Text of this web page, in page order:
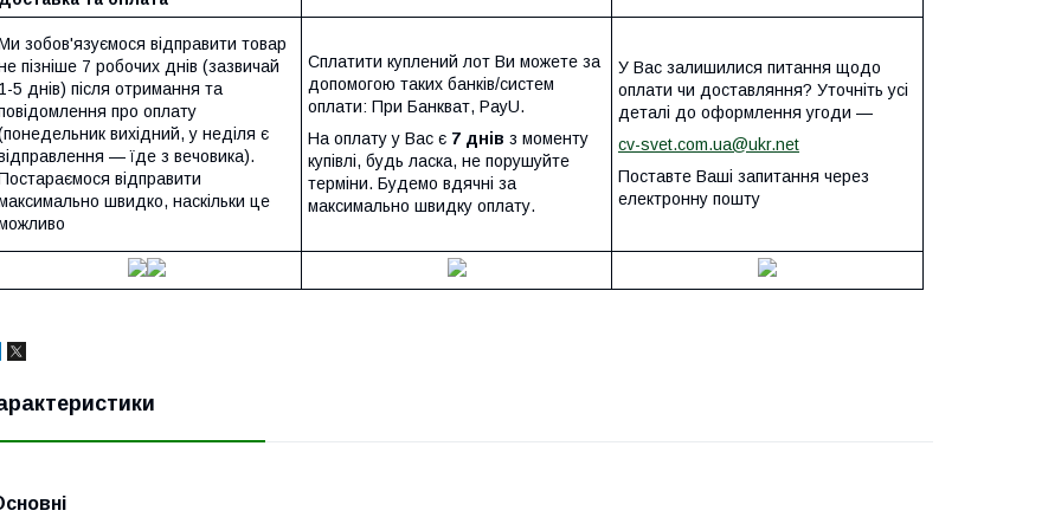
зобов'язуємося відправити товар
пізніше 7 робочих днів (зазвичай
5 днів) після отримання та
про оплату
вихідний, у неділя є
— їде з вечовика).
відправити
швидко, наскільки це
Сплатити куплений лот Ви можете за
допомогою таких банків/систем
оплати: При Банкват, PayU.
На оплату у Вас є 7 днів з моменту
купівлі, будь ласка, не порушуйте
терміни. Будемо вдячні за
максимально швидку оплату.
У Вас залишилися питання щодо
оплати чи доставляння? Уточніть усі
деталі до оформлення угоди —
cv-svet.com.ua@ukr.net
Поставте Ваші запитання через
електронну пошту